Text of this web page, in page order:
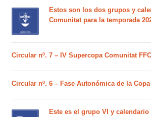
Estos son los dos grupos y
Comunitat para la temporada
Circular nº. 7 – IV Supercopa Comunitat
Circular nº. 6 – Fase Autonómica de la
Este es el grupo VI y calendario